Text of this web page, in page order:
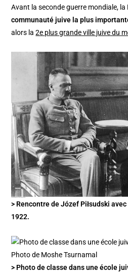
Avant la seconde guerre mondiale,
communauté juive la plus
alors la2e plus grande ville juive du
> Rencontre de Józef Piłsudski
1922.
> Photo de classe dans une école